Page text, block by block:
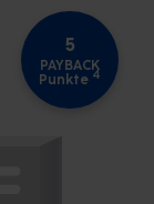
5
PAYBACK
Punkte 4